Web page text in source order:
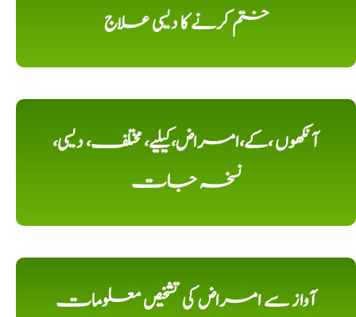
ختم کرنے کا دیسی علاج
آنکھوں ،کے،امراض،کیلیے، مختلف، دیسی،
نسخہ جات
آواز سے امراض کی تشخیص معلومات